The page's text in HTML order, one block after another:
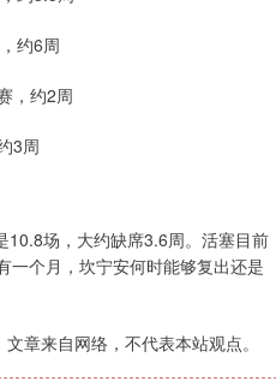
约6周
，约2周
3周
10.8场，大约缺席3.6周。活塞目前
一个月，坎宁安何时能够复出还是
章来自网络，不代表本站观点。